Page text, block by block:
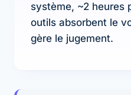
système, ~2 heures
outils absorbent le
gère le jugement.